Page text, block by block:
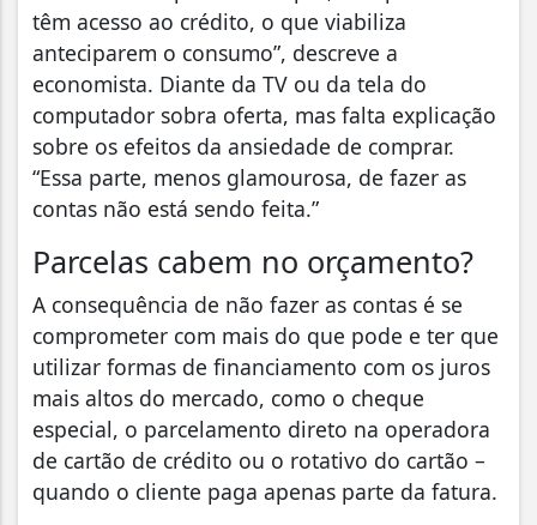
têm acesso ao crédito, o que viabiliza
anteciparem o consumo”, descreve a
economista. Diante da TV ou da tela do
computador sobra oferta, mas falta explicação
sobre os efeitos da ansiedade de comprar.
“Essa parte, menos glamourosa, de fazer as
contas não está sendo feita.”
Parcelas cabem no orçamento?
A consequência de não fazer as contas é se
comprometer com mais do que pode e ter que
utilizar formas de financiamento com os juros
mais altos do mercado, como o cheque
especial, o parcelamento direto na operadora
de cartão de crédito ou o rotativo do cartão –
quando o cliente paga apenas parte da fatura.